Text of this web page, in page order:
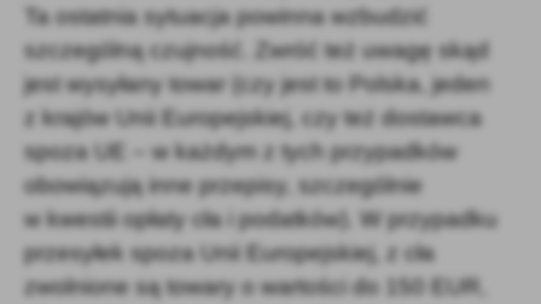
Ta ostatnia sytuacja powinna wzbudzić
szczególną czujność. Zwróć też uwagę skąd
jest wysyłany towar (czy jest to Polska, jeden
z krajów Unii Europejskiej, czy też dostawca
spoza UE – w każdym z tych przypadków
obowiązują inne przepisy, szczególnie
w kwestii opłaty cła i podatków). W przypadku
przesyłek spoza Unii Europejskiej, z cła
zwolnione są towary o wartości do 150 EUR,